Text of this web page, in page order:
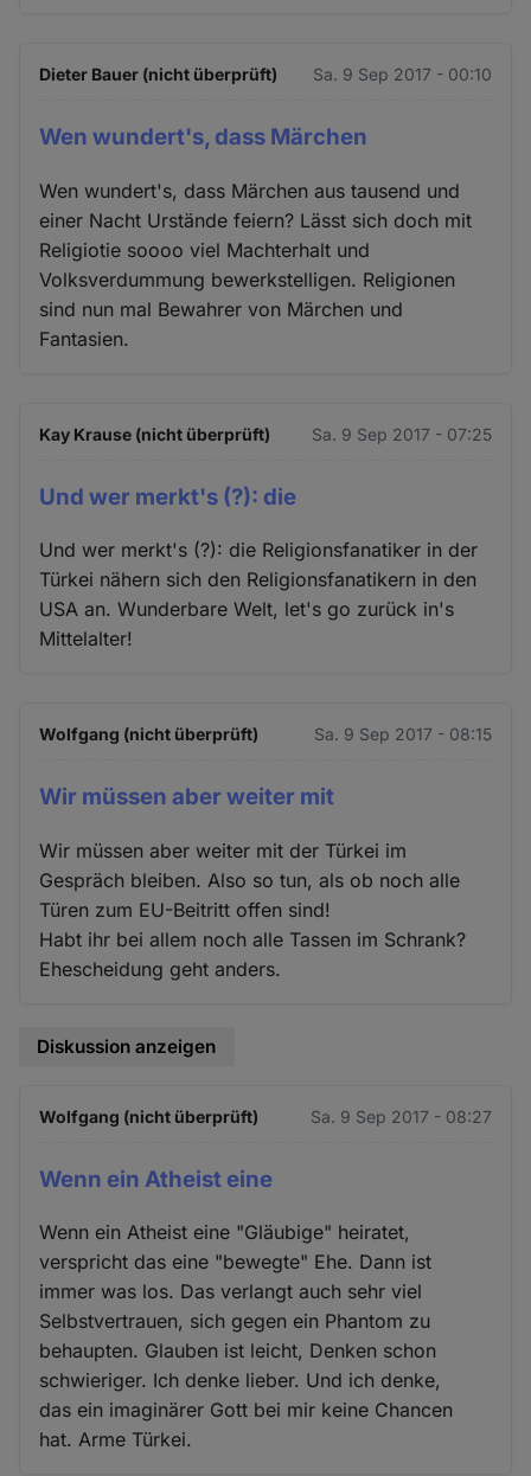
Dieter Bauer (nicht überprüft) Sa. 9 Sep 2017 - 00:10
Wen wundert's, dass Märchen
Wen wundert's, dass Märchen aus tausend und
einer Nacht Urstände feiern? Lässt sich doch mit
Religiotie soooo viel Machterhalt und
Volksverdummung bewerkstelligen. Religionen
sind nun mal Bewahrer von Märchen und
Fantasien.
Kay Krause (nicht überprüft) Sa. 9 Sep 2017 - 07:25
Und wer merkt's (?): die
Und wer merkt's (?): die Religionsfanatiker in der
Türkei nähern sich den Religionsfanatikern in den
USA an. Wunderbare Welt, let's go zurück in's
Mittelalter!
Wolfgang (nicht überprüft) Sa. 9 Sep 2017 - 08:15
Wir müssen aber weiter mit
Wir müssen aber weiter mit der Türkei im
Gespräch bleiben. Also so tun, als ob noch alle
Türen zum EU-Beitritt offen sind!
Habt ihr bei allem noch alle Tassen im Schrank?
Ehescheidung geht anders.
Diskussion anzeigen
Wolfgang (nicht überprüft) Sa. 9 Sep 2017 - 08:27
Wenn ein Atheist eine
Wenn ein Atheist eine "Gläubige" heiratet,
verspricht das eine "bewegte" Ehe. Dann ist
immer was los. Das verlangt auch sehr viel
Selbstvertrauen, sich gegen ein Phantom zu
behaupten. Glauben ist leicht, Denken schon
schwieriger. Ich denke lieber. Und ich denke,
das ein imaginärer Gott bei mir keine Chancen
hat. Arme Türkei.